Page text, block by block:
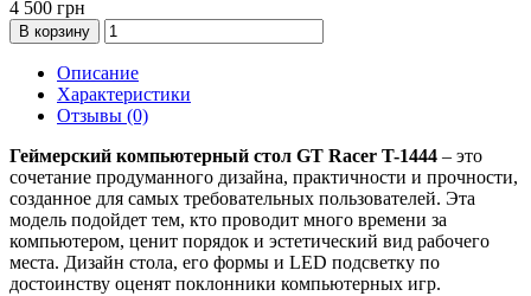
4 500 грн
В корзину
Описание
Характеристики
Отзывы (0)
Геймерский компьютерный стол GT Racer T-1444 – это
сочетание продуманного дизайна, практичности и прочности,
созданное для самых требовательных пользователей. Эта
модель подойдет тем, кто проводит много времени за
компьютером, ценит порядок и эстетический вид рабочего
места. Дизайн стола, его формы и LED подсветку по
достоинству оценят поклонники компьютерных игр.